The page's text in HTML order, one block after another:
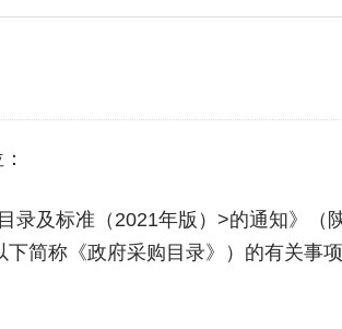
录及标准（2021年版）>的通知》（
简称《政府采购目录》）的有关事项